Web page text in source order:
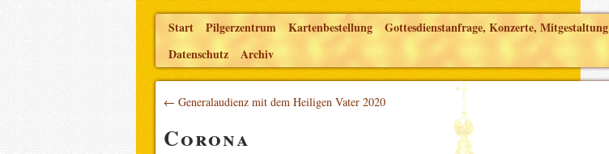
Start Pilgerzentrum Kartenbestellung Gottesdienstanfrage, Konzerte, Mitgestaltung
Datenschutz
Archiv
← Generalaudienz mit dem Heiligen Vater 2020
Corona